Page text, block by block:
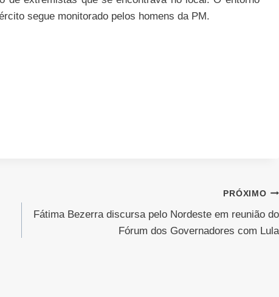
segue monitorado pelos homens da PM.
PRÓXIMO
Fátima Bezerra discursa pelo Nordeste em reunião do
Fórum dos Governadores com Lula